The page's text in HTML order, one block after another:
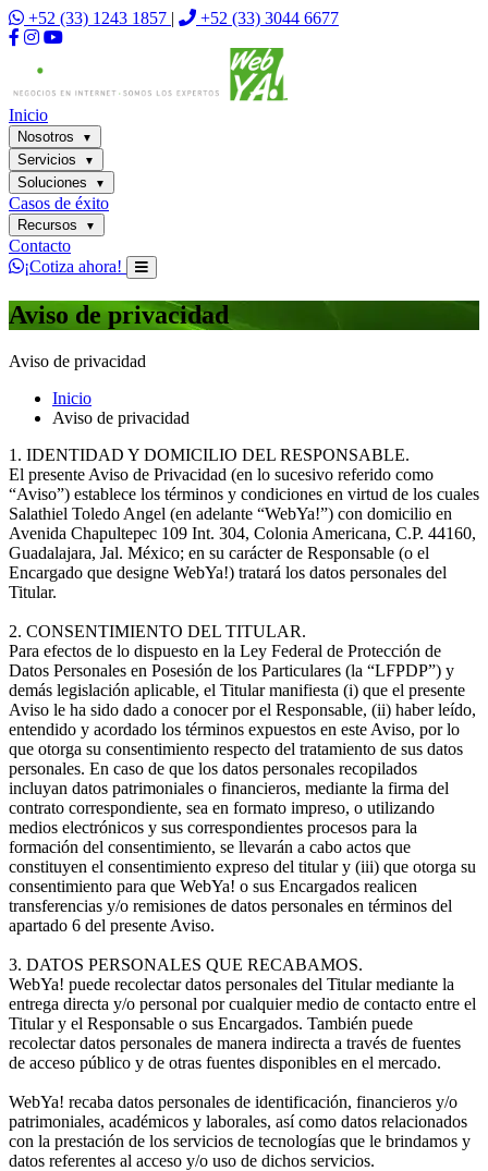
+52 (33) 1243 1857 | +52 (33) 3044 6677
Inicio
Nosotros ▼
Servicios ▼
Soluciones ▼
Casos de éxito
Recursos ▼
Contacto
¡Cotiza ahora!
Aviso de privacidad
Aviso de privacidad
Inicio
Aviso de privacidad
1. IDENTIDAD Y DOMICILIO DEL RESPONSABLE.
El presente Aviso de Privacidad (en lo sucesivo referido como
“Aviso”) establece los términos y condiciones en virtud de los cuales
Salathiel Toledo Angel (en adelante “WebYa!”) con domicilio en
Avenida Chapultepec 109 Int. 304, Colonia Americana, C.P. 44160,
Guadalajara, Jal. México; en su carácter de Responsable (o el
Encargado que designe WebYa!) tratará los datos personales del
Titular.
2. CONSENTIMIENTO DEL TITULAR.
Para efectos de lo dispuesto en la Ley Federal de Protección de
Datos Personales en Posesión de los Particulares (la “LFPDP”) y
demás legislación aplicable, el Titular manifiesta (i) que el presente
Aviso le ha sido dado a conocer por el Responsable, (ii) haber leído,
entendido y acordado los términos expuestos en este Aviso, por lo
que otorga su consentimiento respecto del tratamiento de sus datos
personales. En caso de que los datos personales recopilados
incluyan datos patrimoniales o financieros, mediante la firma del
contrato correspondiente, sea en formato impreso, o utilizando
medios electrónicos y sus correspondientes procesos para la
formación del consentimiento, se llevarán a cabo actos que
constituyen el consentimiento expreso del titular y (iii) que otorga su
consentimiento para que WebYa! o sus Encargados realicen
transferencias y/o remisiones de datos personales en términos del
apartado 6 del presente Aviso.
3. DATOS PERSONALES QUE RECABAMOS.
WebYa! puede recolectar datos personales del Titular mediante la
entrega directa y/o personal por cualquier medio de contacto entre el
Titular y el Responsable o sus Encargados. También puede
recolectar datos personales de manera indirecta a través de fuentes
de acceso público y de otras fuentes disponibles en el mercado.
WebYa! recaba datos personales de identificación, financieros y/o
patrimoniales, académicos y laborales, así como datos relacionados
con la prestación de los servicios de tecnologías que le brindamos y
datos referentes al acceso y/o uso de dichos servicios.